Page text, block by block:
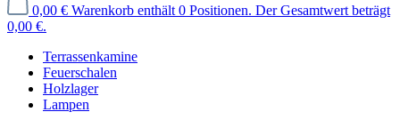
0,00 € Warenkorb enthält 0 Positionen. Der Gesamtwert beträgt
0,00 €.
Terrassenkamine
Feuerschalen
Holzlager
Lampen